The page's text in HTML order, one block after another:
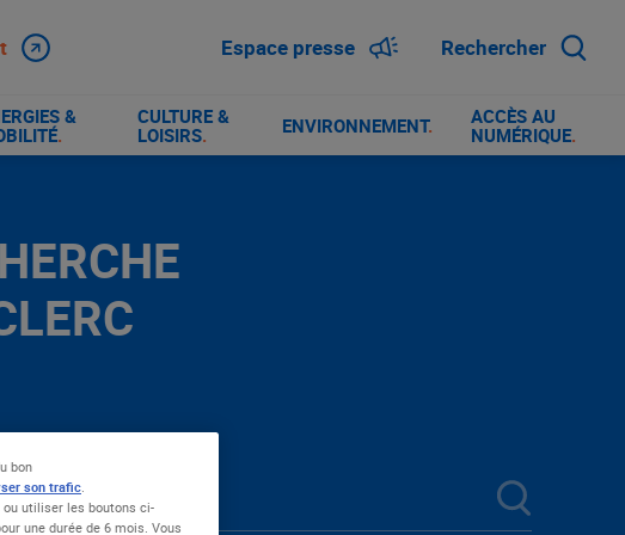
Espace presse Rechercher
&
.
CULTURE &
LOISIRS. ENVIRONNEMENT.
ACCÈS AU
NUMÉRIQUE.
bon
son trafic
ou utiliser les boutons ci-
une durée de 6 mois. Vous